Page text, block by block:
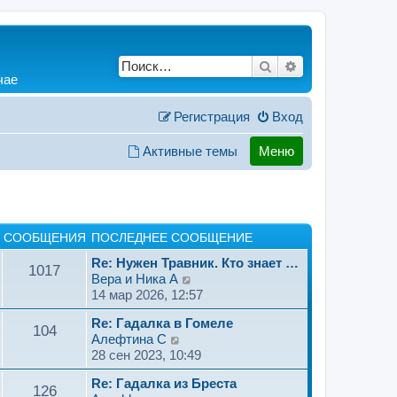
Поиск
Вход
Регистрация
Активные темы Меню
СООБЩЕНИЯ ПОСЛЕДНЕЕ СООБЩЕНИЕ
1017
Re: Нужен Травник. Кто знает …
Вера и Ника A
е
р
е
т
и
к
14 мар 2026, 12:57
104
Re: Гадалка в Гомеле
Алефтина C
е
р
е
28 сен 2023, 10:49
126
Re: Гадалка из Бреста